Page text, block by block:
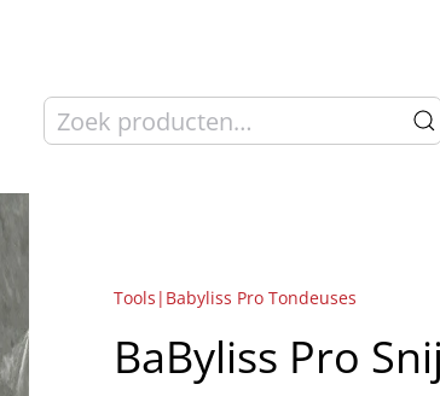
Zoeken
naar:
Tools|Babyliss Pro Tondeuses
BaByliss Pro